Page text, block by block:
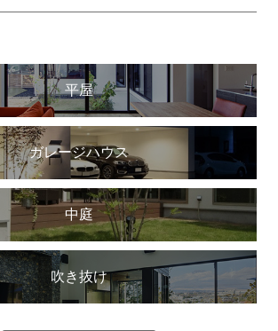
平屋
ガレージハウス
中庭
吹き抜け